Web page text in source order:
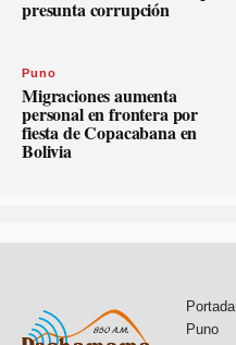
presunta corrupción
Puno
Migraciones aumenta
personal en frontera por
fiesta de Copacabana en
Bolivia
Portada
Puno